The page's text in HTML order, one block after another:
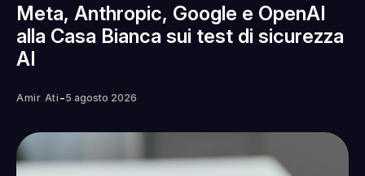
Meta, Anthropic, Google e OpenAI
alla Casa Bianca sui test di sicurezza
AI
Amir Ati -5 agosto 2026